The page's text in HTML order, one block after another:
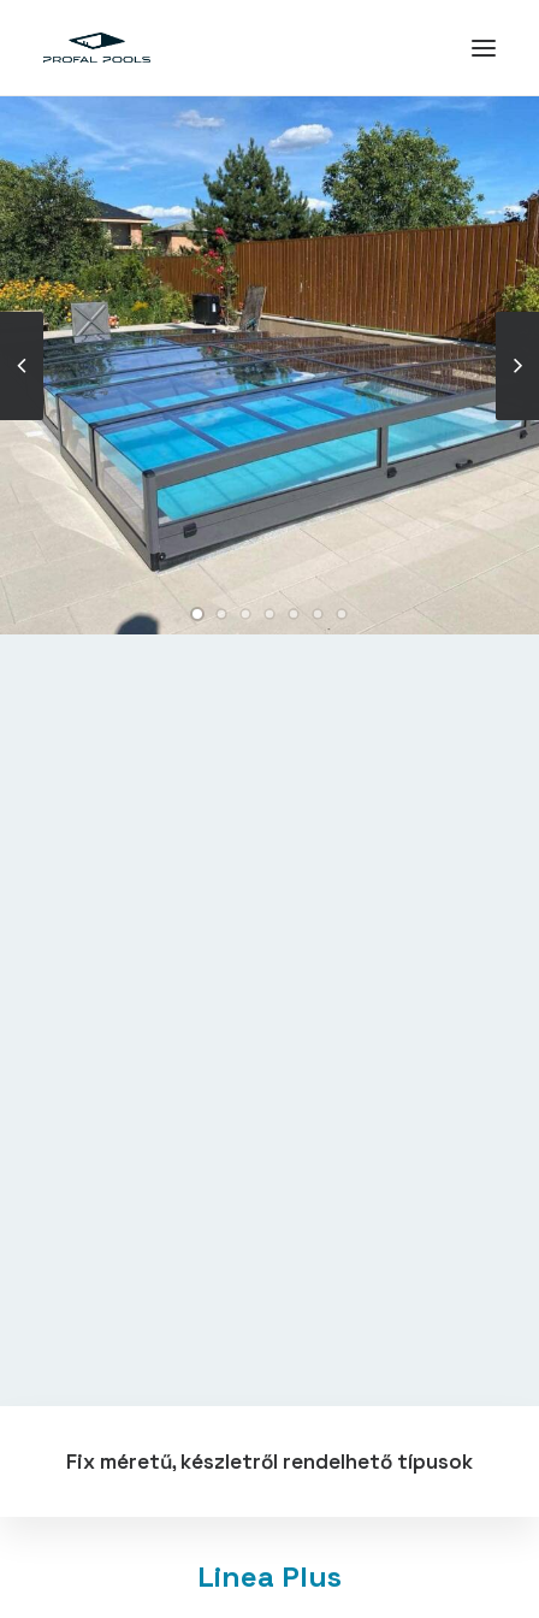
Fix méretű, készletről rendelhető típusok
Linea Plus